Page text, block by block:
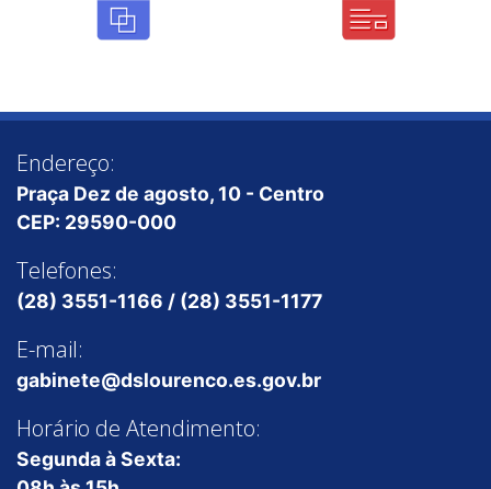
Endereço:
Praça Dez de agosto, 10 - Centro
CEP: 29590-000
Telefones:
(28) 3551-1166 / (28) 3551-1177
E-mail:
gabinete@dslourenco.es.gov.br
Horário de Atendimento:
Segunda à Sexta: